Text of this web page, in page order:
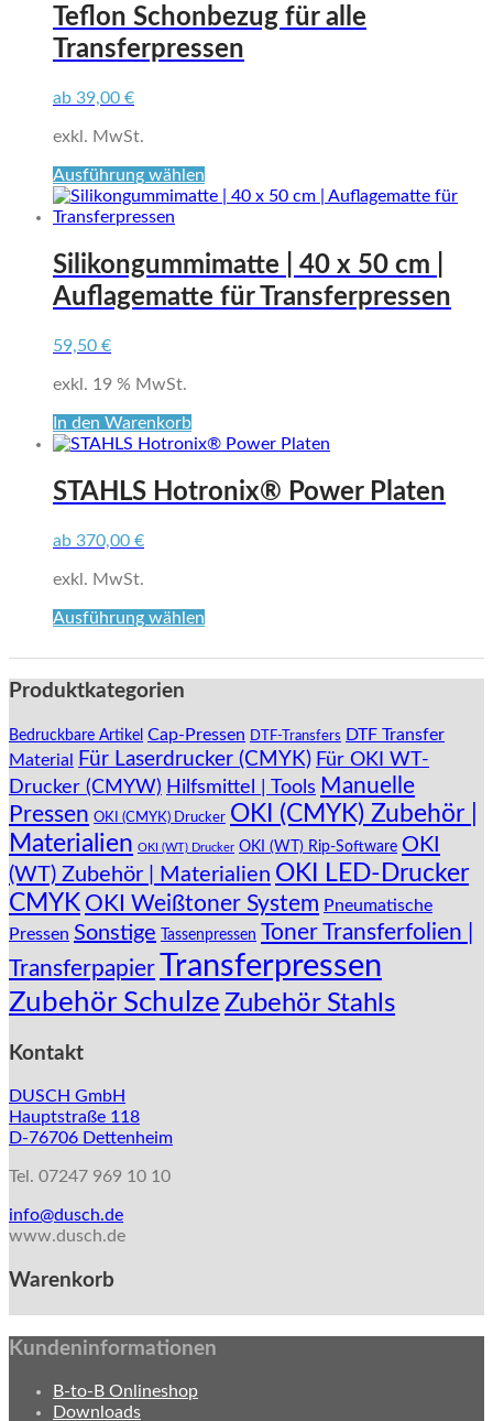
mehrere
Varianten
auf.
gewählt
Teflon Schonbezug für alle
Transferpressen
ab 39,00 €
exkl. MwSt.
Ausführung wählen
Produkt
Varianten
auf.
Die
werden
Silikongummimatte | 40 x 50 cm |
Auflagematte für Transferpressen
59,50 €
exkl. 19 % MwSt.
In den Warenkorb
STAHLS Hotronix® Power Platen
ab 370,00 €
exkl. MwSt.
Ausführung wählen
weist
mehrere
Die
Optionen
können
der
Produktseite
gewählt
werden
Produktkategorien
Bedruckbare Artikel Cap-Pressen DTF-Transfers
DTF Transfer
Material
Für Laserdrucker (CMYK) Für OKI WT-
Drucker (CMYW) Hilfsmittel | Tools Manuelle
Pressen OKI (CMYK) Drucker OKI (CMYK) Zubehör |
Materialien OKI (WT) Drucker OKI (WT) Rip-Software OKI
(WT) Zubehör | Materialien OKI LED-Drucker
CMYK OKI Weißtoner System Pneumatische
Pressen Sonstige Tassenpressen Toner Transferfolien |
TransferpapierTransferpressen
Zubehör Schulze Zubehör Stahls
Kontakt
DUSCH GmbH
Hauptstraße 118
D-76706 Dettenheim
Tel. 07247 969 10 10
info@dusch.de
www.dusch.de
Warenkorb
Kundeninformationen
B-to-B Onlineshop
Downloads